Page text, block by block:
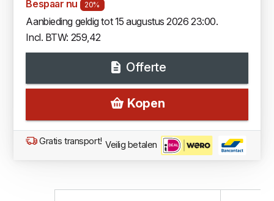
Bespaar nu 20%
Aanbieding geldig tot 15 augustus 2026 23:00.
Incl. BTW: 259,42
Offerte
Kopen
Gratis transport! Veilig betalen